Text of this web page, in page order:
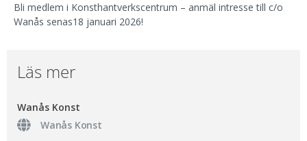
Bli medlem i Konsthantverkscentrum – anmäl intresse till c/o
Wanås senas18 januari 2026!
Läs mer
Wanås Konst
Wanås Konst